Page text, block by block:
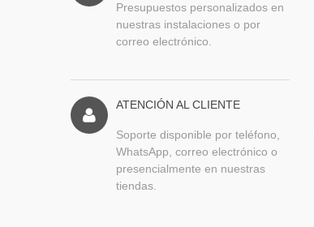
Presupuestos personalizados en
nuestras instalaciones o por
correo electrónico.
ATENCIÓN AL CLIENTE
Soporte disponible por teléfono,
WhatsApp, correo electrónico o
presencialmente en nuestras
tiendas.